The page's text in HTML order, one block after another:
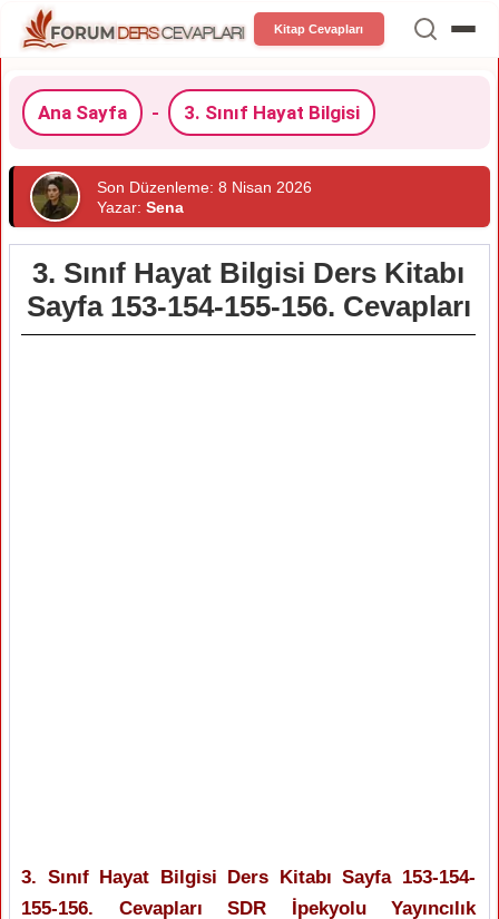
Kitap Cevapları
Ana Sayfa - 3. Sınıf Hayat Bilgisi
Son Düzenleme: 8 Nisan 2026
Yazar: Sena
3. Sınıf Hayat Bilgisi Ders Kitabı
Sayfa 153-154-155-156. Cevapları
3. Sınıf Hayat Bilgisi Ders Kitabı Sayfa 153-154-
155-156. Cevapları SDR İpekyolu Yayıncılık